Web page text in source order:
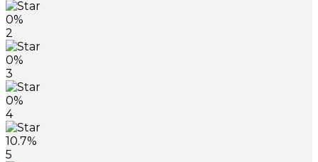
0%
2
0%
3
0%
4
10.7%
5